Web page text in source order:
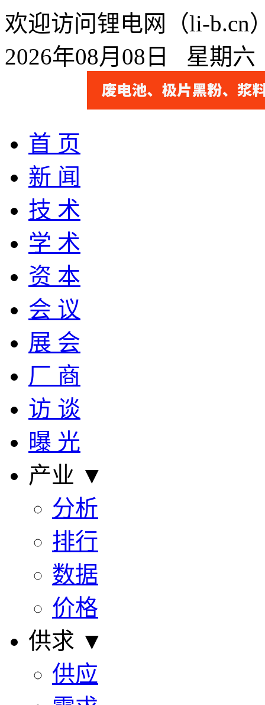
欢迎访问锂电网（li-b.cn
2026年08月08日 星期
首 页
新 闻
技 术
学 术
资 本
会 议
展 会
厂 商
访 谈
曝 光
产业 ▼
分析
排行
数据
价格
供求 ▼
供应